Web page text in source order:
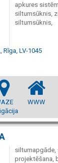
apkures
siltumsūknis,
siltumsūknis,
Rīga, LV-1045
WWW
siltumapgāde,
projektēšana,